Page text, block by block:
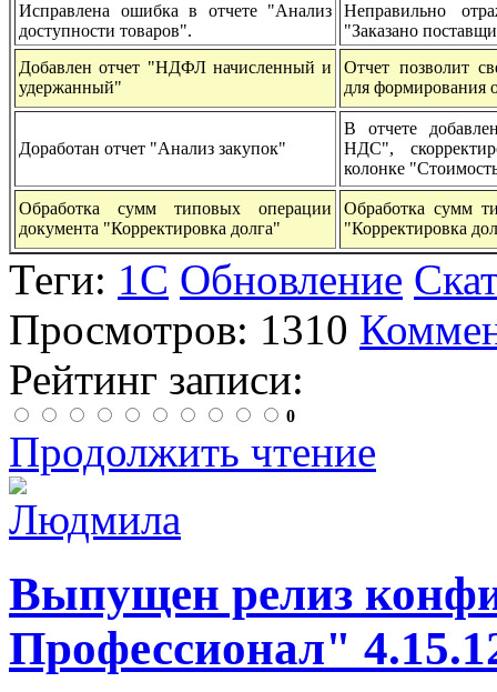
Исправлена ошибка в отчете "Анализ
доступности товаров".
Неправильно
"Заказано
Добавлен отчет "НДФЛ начисленный и
удержанный"
Отчет позволит
для
Доработан отчет "Анализ закупок"
В отчете
НДС",
колонке
Обработка сумм типовых операции
документа "Корректировка долга"
Обработка сумм
"Корректировка
Теги: 1С Обновление
Просмотров: 1310
Рейтинг записи:
0
Продолжить чтение
Выпущен релиз
Профессионал"